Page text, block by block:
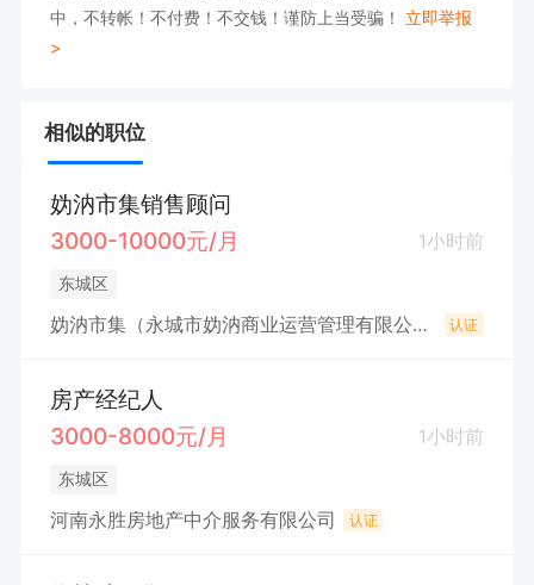
中，不转帐！不付费！不交钱！谨防上当受骗！ 立即举报
>
相似的职位
妫汭市集销售顾问
3000-10000元/月
1小时前
东城区
妫汭市集（永城市妫汭商业运营管理有限公司） 认证
房产经纪人
3000-8000元/月
1小时前
东城区
河南永胜房地产中介服务有限公司 认证